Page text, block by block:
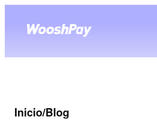
Inicio/Blog